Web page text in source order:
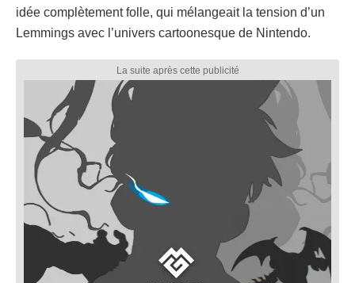
idée complètement folle, qui mélangeait la tension d’un
Lemmings avec l’univers cartoonesque de Nintendo.